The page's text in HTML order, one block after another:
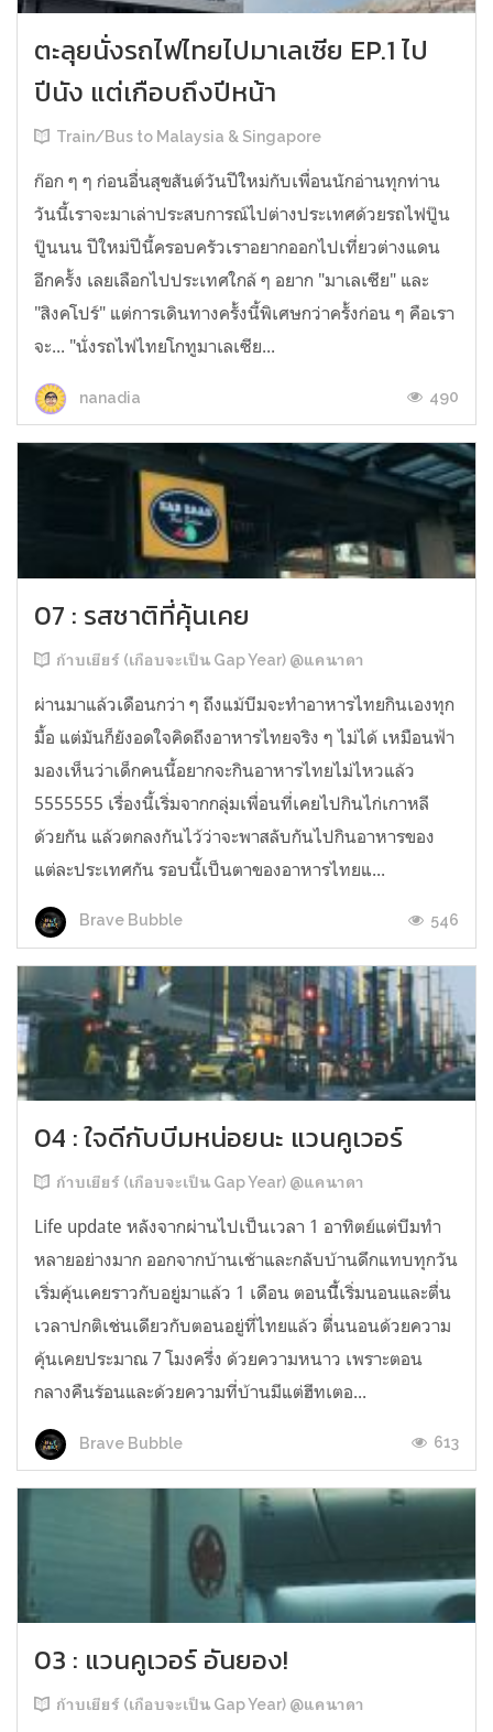
ตะลุยนั่งรถไฟไทยไปมาเลเซีย EP.1 ไป
ปีนัง แต่เกือบถึงปีหน้า
Train/Bus to Malaysia & Singapore
ก๊อก ๆ ๆ ก่อนอื่นสุขสันต์วันปีใหม่กับเพื่อนนักอ่านทุกท่าน
วันนี้เราจะมาเล่าประสบการณ์ไปต่างประเทศด้วยรถไฟปู๊น
ปู๊นนน ปีใหม่ปีนี้ครอบครัวเราอยากออกไปเที่ยวต่างแดน
อีกครั้ง เลยเลือกไปประเทศใกล้ ๆ อยาก "มาเลเซีย" และ
"สิงคโปร์" แต่การเดินทางครั้งนี้พิเศษกว่าครั้งก่อน ๆ คือเรา
จะ... "นั่งรถไฟไทยโกทูมาเลเซีย...
nanadia 490
07 : รสชาติที่คุ้นเคย
ก้าบเยียร์ (เกือบจะเป็น Gap Year) @แคนาดา
ผ่านมาแล้วเดือนกว่า ๆ ถึงแม้บีมจะทำอาหารไทยกินเองทุก
มื้อ แต่มันก็ยังอดใจคิดถึงอาหารไทยจริง ๆ ไม่ได้ เหมือนฟ้า
มองเห็นว่าเด็กคนนี้อยากจะกินอาหารไทยไม่ไหวแล้ว
5555555 เรื่องนี้เริ่มจากกลุ่มเพื่อนที่เคยไปกินไก่เกาหลี
ด้วยกัน แล้วตกลงกันไว้ว่าจะพาสลับกันไปกินอาหารของ
แต่ละประเทศกัน รอบนี้เป็นตาของอาหารไทยแ...
Brave Bubble 546
04 : ใจดีกับบีมหน่อยนะ แวนคูเวอร์
ก้าบเยียร์ (เกือบจะเป็น Gap Year) @แคนาดา
Life update หลังจากผ่านไปเป็นเวลา 1 อาทิตย์แต่บีมทำ
หลายอย่างมาก ออกจากบ้านเช้าและกลับบ้านดึกแทบทุกวัน
เริ่มคุ้นเคยราวกับอยู่มาแล้ว 1 เดือน ตอนนีี้เริ่มนอนและตื่น
เวลาปกติเช่นเดียวกับตอนอยู่ที่ไทยแล้ว ตื่นนอนด้วยความ
คุ้นเคยประมาณ 7 โมงครึ่ง ด้วยความหนาว เพราะตอน
กลางคืนร้อนและด้วยความที่บ้านมีแต่ฮีทเตอ...
Brave Bubble 613
03 : แวนคูเวอร์ อันยอง!
ก้าบเยียร์ (เกือบจะเป็น Gap Year) @แคนาดา